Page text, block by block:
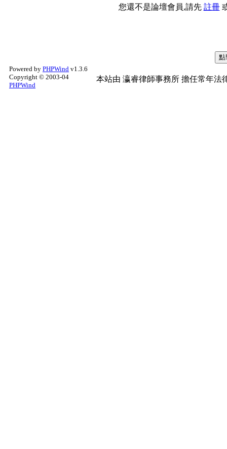
您還不是論壇會員,請先 註冊
Powered by PHPWind v1.3.6
Copyright © 2003-04
PHPWind
本站由 瀛睿律師事務所 擔任常年法